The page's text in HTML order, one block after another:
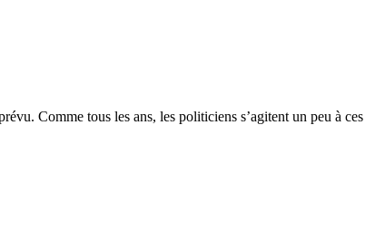
Comme tous les ans, les politiciens s’agitent un peu à ces